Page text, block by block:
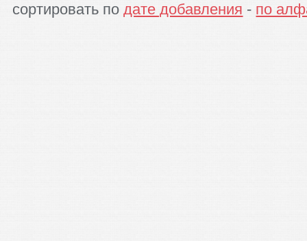
сортировать подате добавления - по